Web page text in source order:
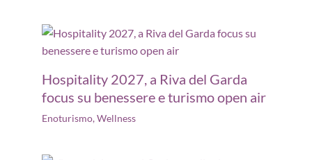
Hospitality 2027, a Riva del Garda
focus su benessere e turismo open air
Enoturismo,Wellness